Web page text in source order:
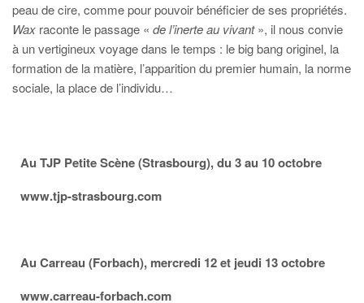
peau de cire, comme pour pouvoir bénéficier de ses propriétés.
Wax raconte le passage « de l’inerte au vivant», il nous convie
à un vertigineux voyage dans le temps : le big bang originel, la
formation de la matière, l’apparition du premier humain, la norme
sociale, la place de l’individu…
Au TJP Petite Scène (Strasbourg), du 3 au 10 octobre
www.tjp-strasbourg.com
Au Carreau (Forbach), mercredi 12 et jeudi 13 octobre
www.carreau-forbach.com